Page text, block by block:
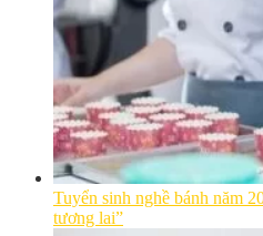
Tuyển sinh nghề bánh năm
tương lai”